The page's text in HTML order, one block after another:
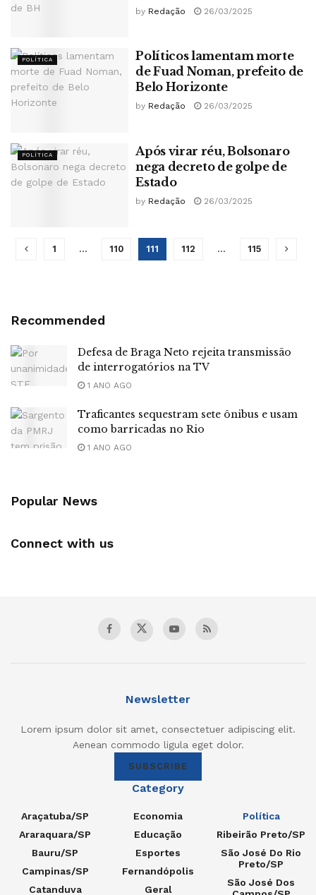
by Redação 26/03/2025
POLÍTICA
Políticos lamentam morte
de Fuad Noman, prefeito de
Belo Horizonte
by Redação 26/03/2025
POLÍTICA
Após virar réu, Bolsonaro
nega decreto de golpe de
Estado
by Redação 26/03/2025
1 … 110 111 112 … 115
Recommended
Defesa de Braga Neto rejeita transmissão
de interrogatórios na TV
1 ANO AGO
Traficantes sequestram sete ônibus e usam
como barricadas no Rio
1 ANO AGO
Popular News
Connect with us
Newsletter
Lorem ipsum dolor sit amet, consectetuer adipiscing elit.
Aenean commodo ligula eget dolor.
SUBSCRIBE
Category
Araçatuba/SP
Araraquara/SP
Bauru/SP
Campinas/SP
Catanduva
Economia
Educação
Esportes
Fernandópolis
Geral
Política
Ribeirão Preto/SP
São José Do Rio
Preto/SP
São José Dos